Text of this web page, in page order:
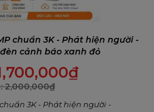
chuẩn 3K - Phát hiện người -
cảnh báo xanh đỏ
₫
2,000,000₫
3K - Phát hiện người -